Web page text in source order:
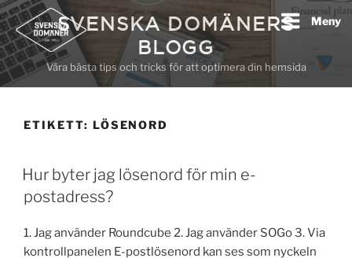
Hoppa
till
innehåll
SVENSKA DOMÄNERS
BLOGG
Våra bästa tips och tricks för att optimera din hemsida
Meny
ETIKETT: LÖSENORD
Hur byter jag lösenord för min e-
postadress?
1. Jag använder Roundcube 2. Jag använder SOGo 3. Via
kontrollpanelen E-postlösenord kan ses som nyckeln